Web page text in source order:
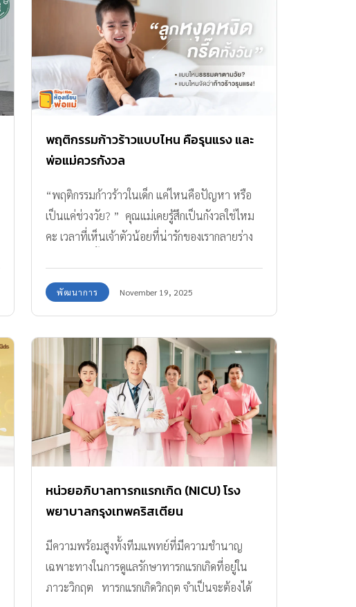
ธรรมชาติอย่างแท้จริง ? วันนี้ทีมกองบรรณาธิการ
ขอพาคุณแม่มาไขคำตอบ พร้อมแนะนำทางเลือก
ง่าย ๆ ที่ลงตัวที่สุด ในการดูแลทุกคนในบ้านให้อิ่ม
อร่อย และแข็งแรงไปพร้อมกัน นั่นคือ ‘โฟร์โมสต์
นมโคแท้ 100% แคลเซียมธรรมชาติสูง’ ค่ะ นมไม่
ได้มีประโยชน์แค่สำหรับเด็ก ๆ ที่กำลังโตเท่านั้นนะ
คะ แต่ยังสำคัญกับคุณพ่อคุณแม่ ที่ต้องใช้พลังงาน
ตลอดวัน ไปจนถึงคุณปู่คุณย่า ที่ต้องการดูแลมวล
ทำไมโฟร์โมสต์จึงเป็นมากกว่านมทั่วไป และ การ
ดื่มนมโคแท้ 100 % ที่มีแคลเซียมสูงในทุกวัน จึง
เป็นกุญแจสำคัญ สู่สุขภาพที่ยั่งยืนของทุกคนใน
แค่สิ่งที่ ‘ดี’ แต่เราเลือกสิ่งที่ ‘ดีที่สุด’ ที่เราเชื่อใจ
และ ต้องเป็นสิ่งที่คนในครอบครัวกินได้จริงโดยไม่
พฤติกรรมก้าวร้าวแบบไหน คือรุนแรง และ
พ่อแม่ควรกังวล
“พฤติกรรมก้าวร้าวในเด็ก แค่ไหนคือปัญหา หรือ
เป็นแค่ช่วงวัย? ” คุณแม่เคยรู้สึกเป็นกังวลใช่ไหม
คะ เวลาที่เห็นเจ้าตัวน้อยที่น่ารักของเรากลายร่าง
ได้ไม่ดีหรือเปล่า หรือ แบบนี้ผิดปกติไหมนะ แต่
ความจริงแล้ว พฤติกรรมก้าวร้าวในเด็กเป็นสิ่งที่เกิด
ขึ้นได้ค่ะ เพราะเด็กๆนั้นยังไม่รู้วิธีจัดการกับอารมณ์
ของตัวเอง ทำให้เขาเผลอแสดงพฤติกรรมไม่น่ารัก
ออกมา สิ่งสำคัญคือพ่อแม่ต้องรับมือกับอารมณ์ของ
ตนเองก่อน ไม่รีบดุ ว่ากล่าว หรือตอบโต้ด้วย
อารมณ์ที่รุนแรงกลับ เพราะเมื่อลูกเริ่มเข้าสู่วัย
อนุบาลหรือประถม พฤติกรรมของเขาจะเริ่มซับ
ซ้อนขึ้น ทั้งทางด้านอารมณ์ สังคม และการ
แสดงออก การที่ลูกแสดงความก้าวร้าวบ้าง เช่น
งอแง โวยวาย หรือผลักเพื่อน เป็นสิ่งที่พบได้บ่อย
อย่างอาจไม่ใช่แค่ “พฤติกรรมธรรมดาตามวัย” แต่
อาจเข้าข่าย พฤติกรรมก้าวร้าวที่รุนแรง ซึ่งควร
สังเกตและดูแลอย่างใกล้ชิด เพราะอาจส่งผลเสียต่อ
พัฒนาการ November 19, 2025
หน่วยอภิบาลทารกแรกเกิด (NICU) โรง
พยาบาลกรุงเทพคริสเตียน
มีความพร้อมสูงทั้งทีมแพทย์ที่มีความชำนาญ
เฉพาะทางในการดูแลรักษาทารกแรกเกิดที่อยู่ใน
ภาวะวิกฤต ทารกแรกเกิดวิกฤต จำเป็นจะต้องได้